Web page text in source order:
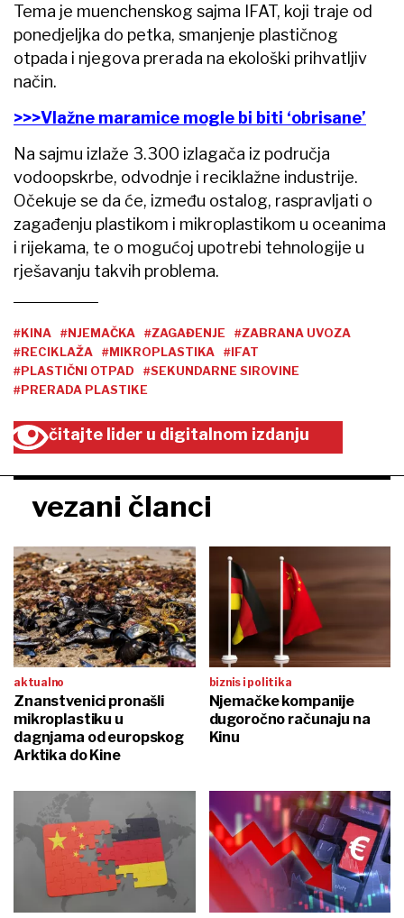
Tema je muenchenskog sajma IFAT, koji traje od
ponedjeljka do petka, smanjenje plastičnog
otpada i njegova prerada na ekološki prihvatljiv
način.
>>>Vlažne maramice mogle bi biti ‘obrisane’
Na sajmu izlaže 3.300 izlagača iz područja
vodoopskrbe, odvodnje i reciklažne industrije.
Očekuje se da će, između ostalog, raspravljati o
zagađenju plastikom i mikroplastikom u oceanima
i rijekama, te o mogućoj upotrebi tehnologije u
rješavanju takvih problema.
#KINA #NJEMAČKA #ZAGAĐENJE
#ZABRANA UVOZA
#RECIKLAŽA
#MIKROPLASTIKA
#IFAT
#PLASTIČNI OTPAD
#SEKUNDARNE SIROVINE
#PRERADA PLASTIKE
čitajte lider u digitalnom izdanju
vezani članci
aktualno
Znanstvenici pronašli
mikroplastiku u
dagnjama od europskog
Arktika do Kine
biznis i politika
Njemačke kompanije
dugoročno računaju na
Kinu